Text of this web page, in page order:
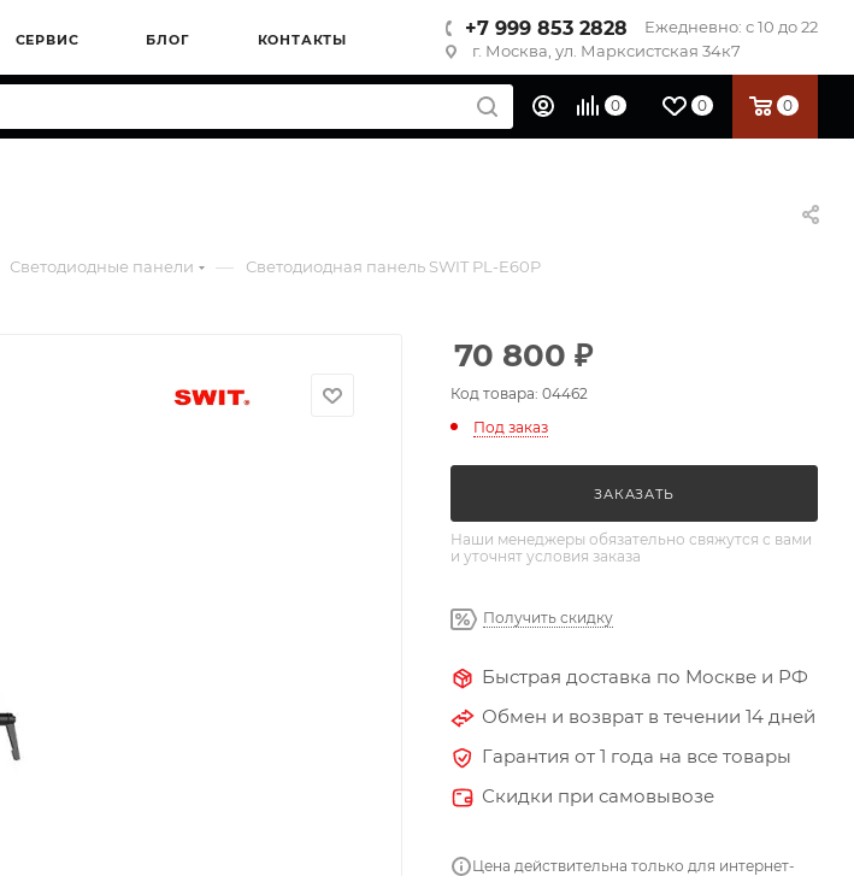
СЕРВИС БЛОГ КОНТАКТЫ
+7 999 853 2828
Ежедневно: с 10 до 22
г. Москва, ул. Марксистская 34к7
0 0 0
Светодиодные панели — Светодиодная панель SWIT PL-E60P
70 800 ₽
Код товара: 04462
Под заказ
ЗАКАЗАТЬ
Наши менеджеры обязательно свяжутся с вами
и уточнят условия заказа
Получить скидку
Быстрая доставка по Москве и РФ
Обмен и возврат в течении 14 дней
Гарантия от 1 года на все товары
Скидки при самовывозе
Цена действительна только для интернет-